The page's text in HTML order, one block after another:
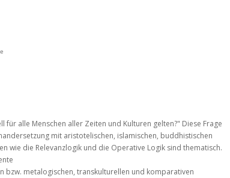
alle Menschen aller Zeiten und Kulturen gelten?" Diese Frage
mit aristotelischen, islamischen, buddhistischen
wie die Relevanzlogik und die Operative Logik sind thematisch.
bzw. metalogischen, transkulturellen und komparativen